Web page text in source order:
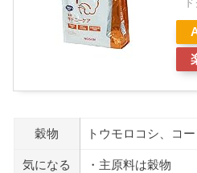
穀物 トウモロコシ、コ
気になる
・主原料は穀物